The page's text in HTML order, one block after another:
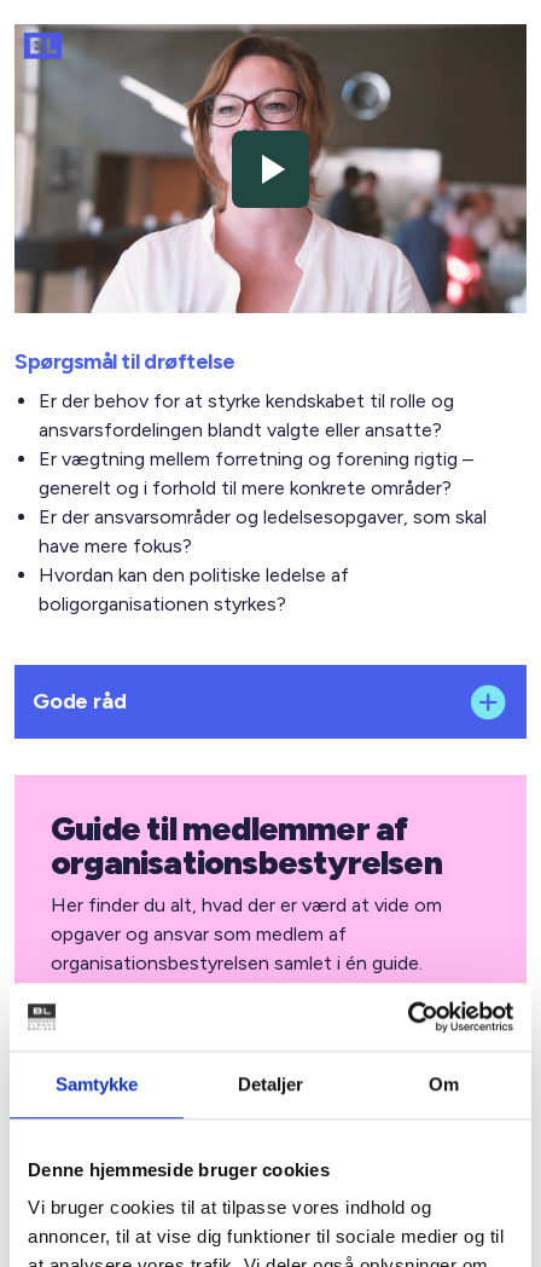
Samtykke Detaljer Om
Denne hjemmeside bruger cookies
Vi bruger cookies til at tilpasse vores indhold og
annoncer, til at vise dig funktioner til sociale medier og til
Spørgsmål til drøftelse
Er der behov for at styrke kendskabet til rolle og
ansvarsfordelingen blandt valgte eller ansatte?
Er vægtning mellem forretning og forening rigtig –
generelt og i forhold til mere konkrete områder?
Er der ansvarsområder og ledelsesopgaver, som skal
have mere fokus?
Hvordan kan den politiske ledelse af
boligorganisationen styrkes?
Gode råd
Guide til medlemmer af
organisationsbestyrelsen
Her finder du alt, hvad der er værd at vide om
opgaver og ansvar som medlem af
organisationsbestyrelsen samlet i én guide.
Læs om bestyrelsens overordnede ansvar og
daglige arbejde, samarbejde og kommunikation,
og strukturen i en almen boligorganisation.